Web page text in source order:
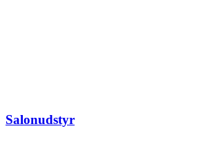
Salonudstyr